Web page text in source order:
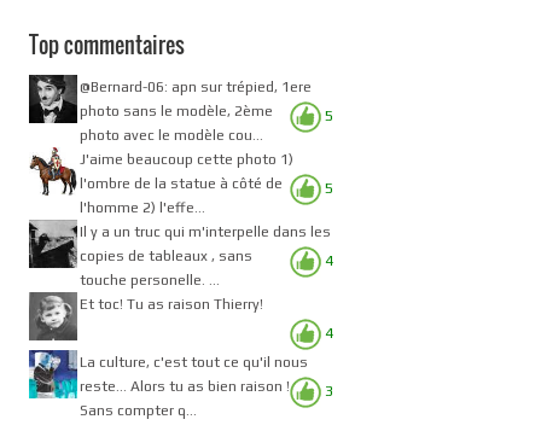
Top commentaires
5
@Bernard-06: apn sur trépied, 1ere
photo sans le modèle, 2ème
photo avec le modèle cou...
5
J'aime beaucoup cette photo 1)
l'ombre de la statue à côté de
l'homme 2) l'effe...
4
Il y a un truc qui m'interpelle dans les
copies de tableaux , sans
touche personelle. ...
4
Et toc! Tu as raison Thierry!
3
La culture, c'est tout ce qu'il nous
reste... Alors tu as bien raison !
Sans compter q...